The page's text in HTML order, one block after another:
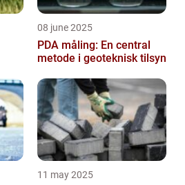
08 june 2025
PDA måling: En central
metode i geoteknisk tilsyn
11 may 2025